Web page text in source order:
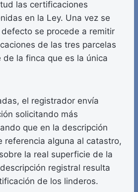
las certificaciones
en la Ley. Una vez se
se procede a remitir
de las tres parcelas
la finca que es la única
el registrador envía
solicitando más
que en la descripción
referencia alguna al catastro,
la real superficie de la
registral resulta
de los linderos.